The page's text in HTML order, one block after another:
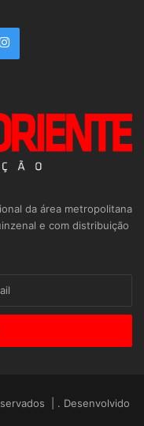
da área metropolitana
e com distribuição
| . Desenvolvido